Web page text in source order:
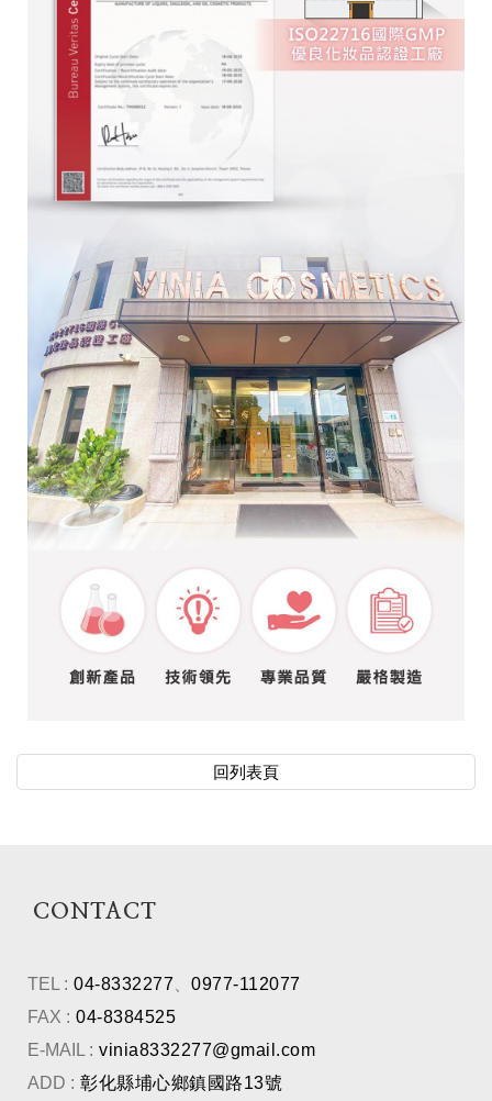
回列表頁
CONTACT
TEL : 04-8332277
0977-112077
FAX : 04-8384525
E-MAIL : vinia8332277@gmail.com
ADD : 彰化縣埔心鄉鎮國路13號